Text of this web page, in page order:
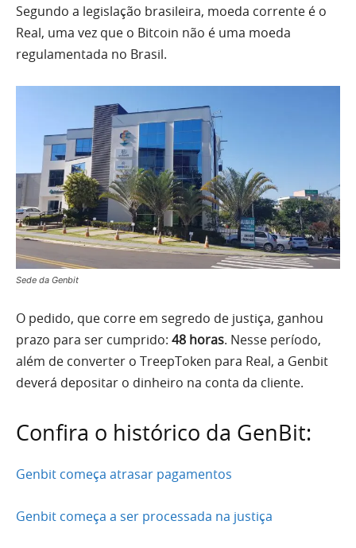
Segundo a legislação brasileira, moeda corrente é o
Real, uma vez que o Bitcoin não é uma moeda
regulamentada no Brasil.
Sede da Genbit
O pedido, que corre em segredo de justiça, ganhou
prazo para ser cumprido: 48 horas. Nesse período,
além de converter o TreepToken para Real, a Genbit
deverá depositar o dinheiro na conta da cliente.
Confira o histórico da GenBit:
Genbit começa atrasar pagamentos
Genbit começa a ser processada na justiça